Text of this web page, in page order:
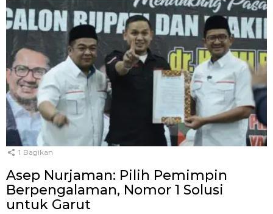
1 Bagikan
Asep Nurjaman: Pilih Pemimpin
Berpengalaman, Nomor 1 Solusi
untuk Garut